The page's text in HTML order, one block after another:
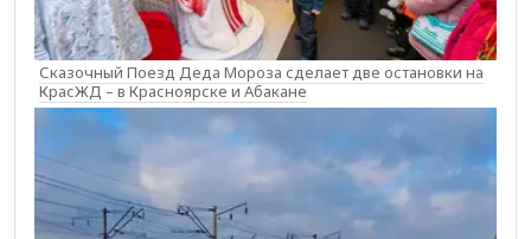
Сказочный Поезд Деда Мороза сделает две остановки на
КрасЖД – в Красноярске и Абакане